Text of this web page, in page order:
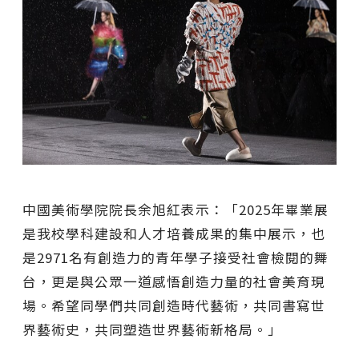
中國美術學院院長余旭紅表示：「2025年畢業展
是我校學科建設和人才培養成果的集中展示，也
是2971名有創造力的青年學子接受社會檢閱的舞
台，更是與公眾一道感悟創造力量的社會美育現
場。希望同學們共同創造時代藝術，共同書寫世
界藝術史，共同塑造世界藝術新格局。」